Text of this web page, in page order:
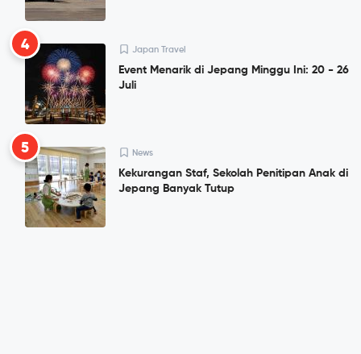
4 Japan Travel
Event Menarik di Jepang Minggu Ini: 20 - 26
Juli
5 News
Kekurangan Staf, Sekolah Penitipan Anak di
Jepang Banyak Tutup